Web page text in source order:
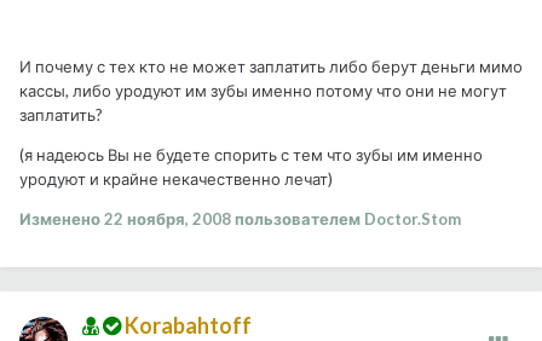
И почему с тех кто не может заплатить либо берут деньги мимо
кассы, либо уродуют им зубы именно потому что они не могут
заплатить?
(я надеюсь Вы не будете спорить с тем что зубы им именно
уродуют и крайне некачественно лечат)
Изменено22 ноября, 2008пользователем Doctor.Stom
Korabahtoff